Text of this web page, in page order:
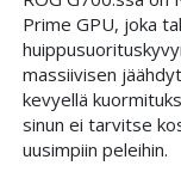
Prime GPU, joka
massiivisen
kevyellä
sinun ei tarvitse
uusimpiin peleihin.